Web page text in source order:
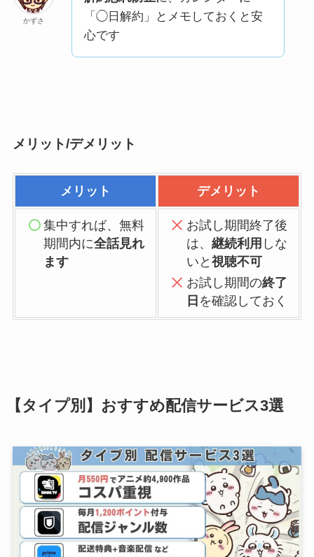
かずさ
「◯日解約」とメモしておくと安
心です
メリット/デメリット
メリット デメリット
集中すれば、無料
期間内に全話見れ
ます
お試し期間終了後
は、継続利用 しな
いと視聴不可
お試し期間の終了
日 を確認しておく
【タイプ別】おすすめ配信サービス3選